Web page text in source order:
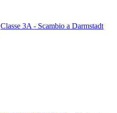
Classe 3A - Scambio a Darmstadt